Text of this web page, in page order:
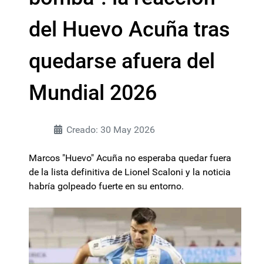
del Huevo Acuña tras
quedarse afuera del
Mundial 2026
Creado: 30 May 2026
Marcos "Huevo" Acuña no esperaba quedar fuera
de la lista definitiva de Lionel Scaloni y la noticia
habría golpeado fuerte en su entorno.